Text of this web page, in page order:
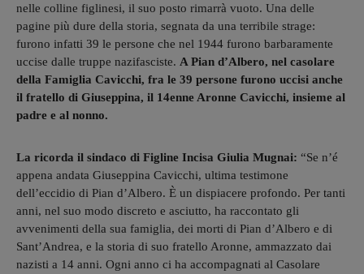
nelle colline figlinesi, il suo posto rimarrà vuoto. Una delle
pagine più dure della storia, segnata da una terribile strage:
furono infatti 39 le persone che nel 1944 furono barbaramente
uccise dalle truppe nazifasciste. A Pian d’Albero, nel casolare
della Famiglia Cavicchi, fra le 39 persone furono uccisi anche
il fratello di Giuseppina, il 14enne Aronne Cavicchi, insieme al
padre e al nonno.
La ricorda il sindaco di Figline Incisa Giulia Mugnai: “Se n’é
appena andata Giuseppina Cavicchi, ultima testimone
dell’eccidio di Pian d’Albero. È un dispiacere profondo. Per tanti
anni, nel suo modo discreto e asciutto, ha raccontato gli
avvenimenti della sua famiglia, dei morti di Pian d’Albero e di
Sant’Andrea, e la storia di suo fratello Aronne, ammazzato dai
nazisti a 14 anni. Ogni anno ci ha accompagnati al Casolare